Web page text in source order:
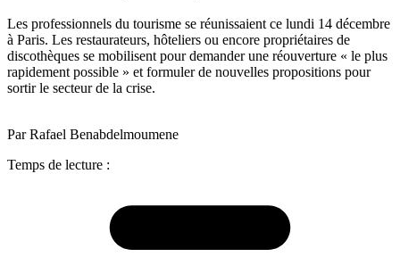
Les professionnels du tourisme se réunissaient ce lundi 14 décembre
à Paris. Les restaurateurs, hôteliers ou encore propriétaires de
discothèques se mobilisent pour demander une réouverture « le plus
rapidement possible » et formuler de nouvelles propositions pour
sortir le secteur de la crise.
Par Rafael Benabdelmoumene
Temps de lecture :